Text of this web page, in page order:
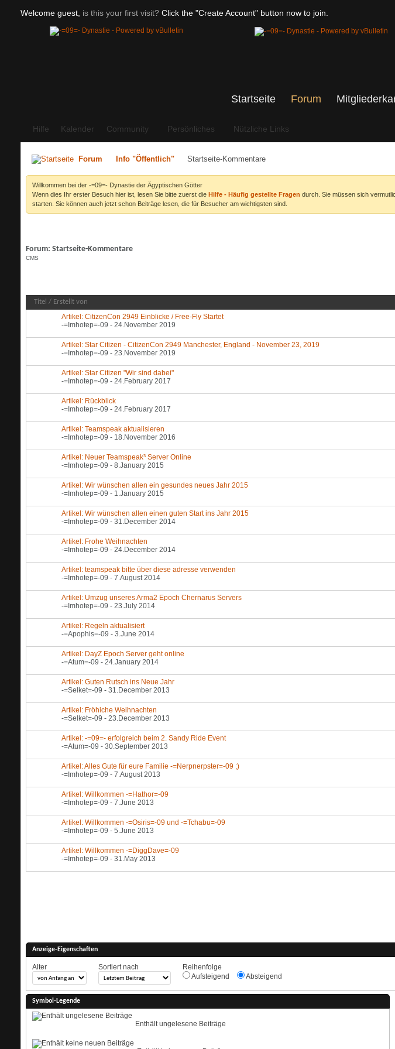
Welcome guest, is this your first visit? Click the "Create Account" button now to join.
Startseite Forum
Hilfe Kalender Community Persönliches Nützliche Links
Forum Info "Öffentlich" Startseite-Kommentare
Willkommen bei der -=09=- Dynastie der Ägyptischen Götter
Wenn dies Ihr erster Besuch hier ist, lesen Sie bitte zuerst die Hilfe - Häufig gestellte Fragen durch. Sie müssen sich
starten. Sie können auch jetzt schon Beiträge lesen, die für Besucher am wichtigsten sind.
Forum: Startseite-Kommentare
CMS
Titel / Erstellt von
Artikel: CitizenCon 2949 Einblicke / Free-Fly Startet
-=Imhotep=-09 - 24.November 2019
Artikel: Star Citizen - CitizenCon 2949 Manchester, England - November 23, 2019
-=Imhotep=-09 - 23.November 2019
Artikel: Star Citizen "Wir sind dabei"
-=Imhotep=-09 - 24.February 2017
Artikel: Rückblick
-=Imhotep=-09 - 24.February 2017
Artikel: Teamspeak aktualisieren
-=Imhotep=-09 - 18.November 2016
Artikel: Neuer Teamspeak³ Server Online
-=Imhotep=-09 - 8.January 2015
Artikel: Wir wünschen allen ein gesundes neues Jahr 2015
-=Imhotep=-09 - 1.January 2015
Artikel: Wir wünschen allen einen guten Start ins Jahr 2015
-=Imhotep=-09 - 31.December 2014
Artikel: Frohe Weihnachten
-=Imhotep=-09 - 24.December 2014
Artikel: teamspeak bitte über diese adresse verwenden
-=Imhotep=-09 - 7.August 2014
Artikel: Umzug unseres Arma2 Epoch Chernarus Servers
-=Imhotep=-09 - 23.July 2014
Artikel: Regeln aktualisiert
-=Apophis=-09 - 3.June 2014
Artikel: DayZ Epoch Server geht online
-=Atum=-09 - 24.January 2014
Artikel: Guten Rutsch ins Neue Jahr
-=Selket=-09 - 31.December 2013
Artikel: Fröhiche Weihnachten
-=Selket=-09 - 23.December 2013
Artikel: -=09=- erfolgreich beim 2. Sandy Ride Event
-=Atum=-09 - 30.September 2013
Artikel: Alles Gute für eure Familie -=Nerpnerpster=-09 ;)
-=Imhotep=-09 - 7.August 2013
Artikel: Willkommen -=Hathor=-09
-=Imhotep=-09 - 7.June 2013
Artikel: Willkommen -=Osiris=-09 und -=Tchabu=-09
-=Imhotep=-09 - 5.June 2013
Artikel: Willkommen -=DiggDave=-09
-=Imhotep=-09 - 31.May 2013
Anzeige-Eigenschaften
Alter Sortiert nach
Reihenfolge
Aufsteigend
Absteigend
Symbol-Legende
Enthält ungelesene Beiträge